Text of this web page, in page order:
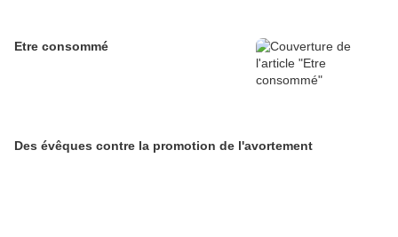
Etre consommé
Des évêques contre la promotion de l'avortement